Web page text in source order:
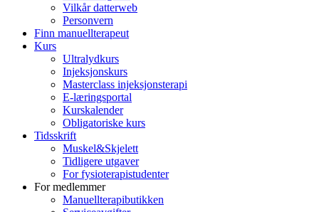
Vilkår datterweb
Personvern
Finn manuellterapeut
Kurs
Ultralydkurs
Injeksjonskurs
Masterclass injeksjonsterapi
E-læringsportal
Kurskalender
Obligatoriske kurs
Tidsskrift
Muskel&Skjelett
Tidligere utgaver
For fysioterapistudenter
For medlemmer
Manuellterapibutikken